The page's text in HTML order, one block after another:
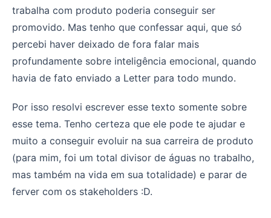
trabalha com produto poderia conseguir ser
promovido. Mas tenho que confessar aqui, que só
percebi haver deixado de fora falar mais
profundamente sobre inteligência emocional, quando
havia de fato enviado a Letter para todo mundo.
Por isso resolvi escrever esse texto somente sobre
esse tema. Tenho certeza que ele pode te ajudar e
muito a conseguir evoluir na sua carreira de produto
(para mim, foi um total divisor de águas no trabalho,
mas também na vida em sua totalidade) e parar de
ferver com os stakeholders :D.